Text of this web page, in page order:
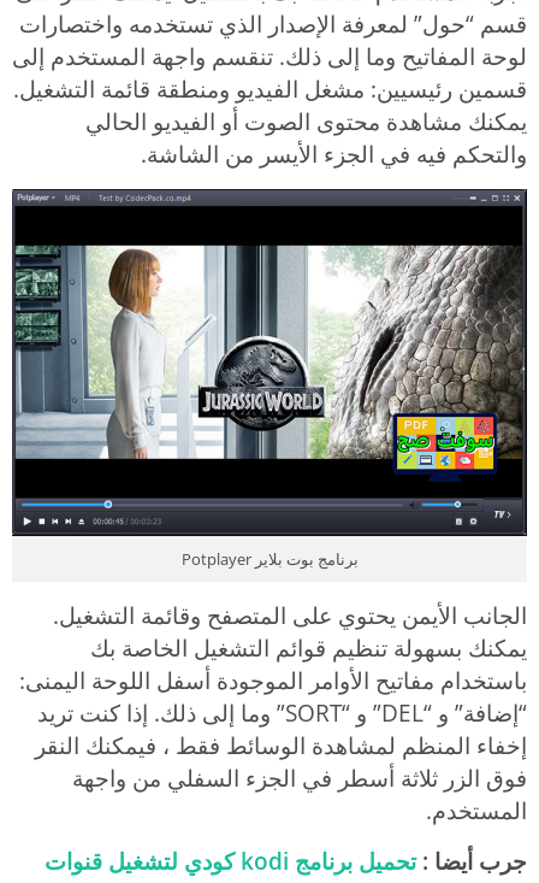
قسم “حول” لمعرفة الإصدار الذي تستخدمه واختصارات
لوحة المفاتيح وما إلى ذلك. تنقسم واجهة المستخدم إلى
قسمين رئيسيين: مشغل الفيديو ومنطقة قائمة التشغيل.
يمكنك مشاهدة محتوى الصوت أو الفيديو الحالي
والتحكم فيه في الجزء الأيسر من الشاشة.
برنامج بوت بلاير Potplayer
الجانب الأيمن يحتوي على المتصفح وقائمة التشغيل.
يمكنك بسهولة تنظيم قوائم التشغيل الخاصة بك
باستخدام مفاتيح الأوامر الموجودة أسفل اللوحة اليمنى:
“إضافة” و “DEL” و “SORT” وما إلى ذلك. إذا كنت تريد
إخفاء المنظم لمشاهدة الوسائط فقط ، فيمكنك النقر
فوق الزر ثلاثة أسطر في الجزء السفلي من واجهة
المستخدم.
جرب أيضا :
تحميل برنامج kodi كودي لتشغيل قنوات